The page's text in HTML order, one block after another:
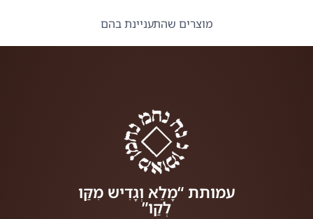
מוצרים שהתעניינת בהם
עמותת “מָלֵא וְגָדִיש מִקַּו
לְקַו”